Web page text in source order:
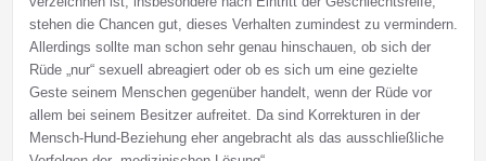
stehen die Chancen gut, dieses Verhalten zumindest zu vermindern.
Allerdings sollte man schon sehr genau hinschauen, ob sich der
Rüde „nur“ sexuell abreagiert oder ob es sich um eine gezielte
Geste seinem Menschen gegenüber handelt, wenn der Rüde vor
allem bei seinem Besitzer aufreitet. Da sind Korrekturen in der
Mensch-Hund-Beziehung eher angebracht als das ausschließliche